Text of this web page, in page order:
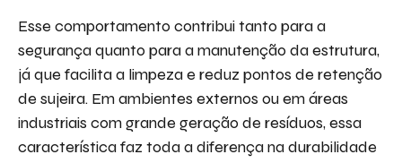
Esse comportamento contribui tanto para a
segurança quanto para a manutenção da estrutura,
já que facilita a limpeza e reduz pontos de retenção
de sujeira. Em ambientes externos ou em áreas
industriais com grande geração de resíduos, essa
característica faz toda a diferença na durabilidade